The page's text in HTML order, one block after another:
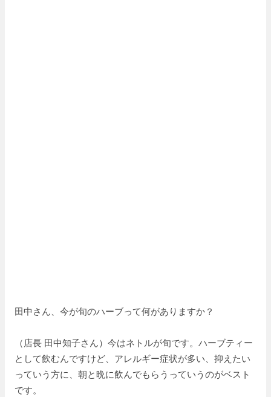
田中さん、今が旬のハーブって何がありますか？
（店長 田中知子さん）今はネトルが旬です。ハーブティー
として飲むんですけど、アレルギー症状が多い、抑えたい
っていう方に、朝と晩に飲んでもらうっていうのがベスト
です。